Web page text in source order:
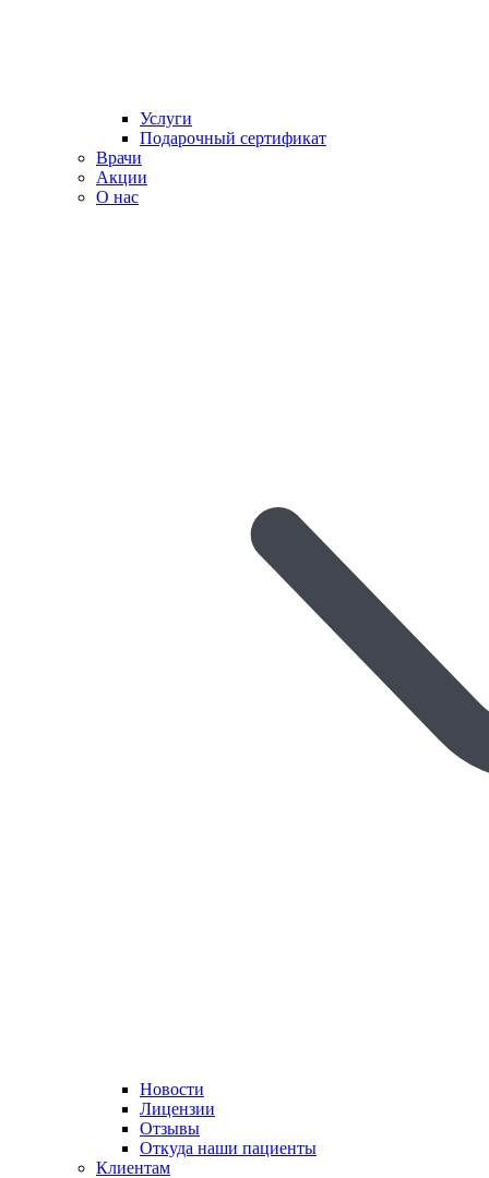
Услуги
Подарочный сертификат
Врачи
Акции
О нас
Новости
Лицензии
Отзывы
Откуда наши пациенты
Клиентам